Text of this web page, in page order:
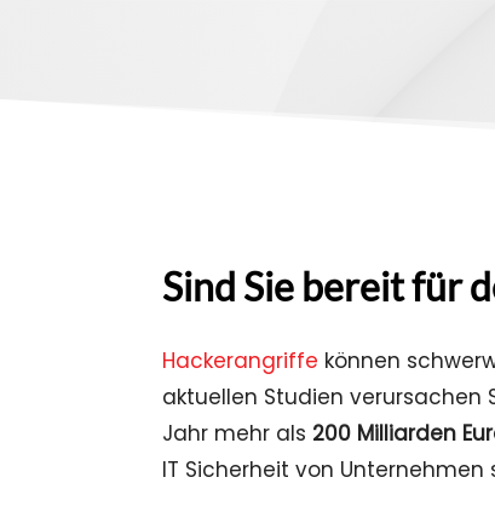
Sind Sie bereit für
Hackerangriffe können
aktuellen Studien verursachen
Jahr mehr als 200 Milliarden
IT Sicherheit von